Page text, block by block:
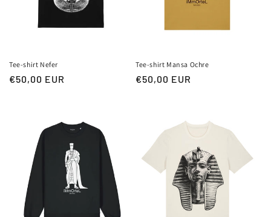
Tee-shirt Nefer
Prix
€50,00 EUR
Tee-shirt Mansa Ochre
Prix
€50,00 EUR